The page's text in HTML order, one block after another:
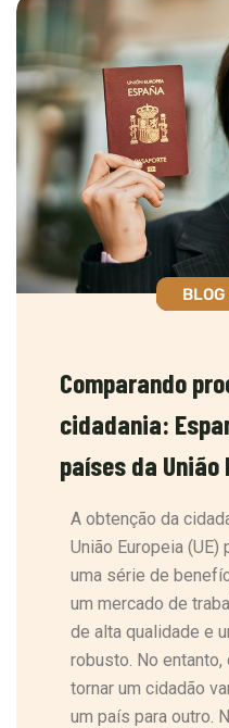
Comparando
cidadania:
países da União
A obtenção da
União Europeia
uma série de
um mercado de
de alta qualidade e
robusto. No
tornar um cidadão
um país para outro.